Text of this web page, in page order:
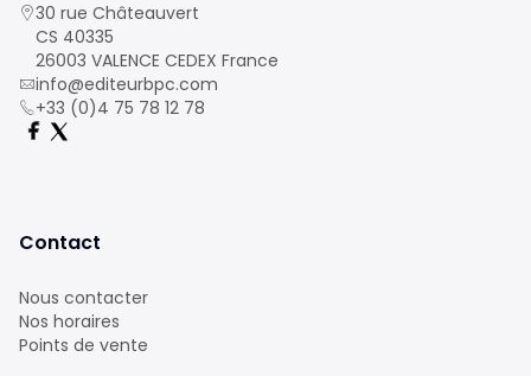
30 rue Châteauvert
CS 40335
26003 VALENCE CEDEX France
info@editeurbpc.com
+33 (0)4 75 78 12 78
Contact
Nous contacter
Nos horaires
Points de vente